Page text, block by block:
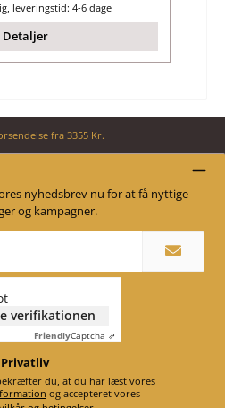
leveringstid: 4-6 dage
Detaljer
fra 3355 Kr.
nyhedsbrev nu for at få nyttige
og kampagner.
verifikationen
FriendlyCaptcha ⇗
Privatliv
Ved at vælge Fortsæt bekræfter du, at du har læst vores
og accepteret vores